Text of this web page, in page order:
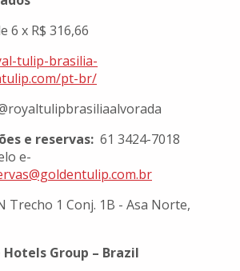
6 x R$ 316,66
tulip-brasilia-
pt-br/
e reservas: 61 3424-7018
e-
com.br
Trecho 1 Conj. 1B - Asa Norte,
Hotels Group – Brazil